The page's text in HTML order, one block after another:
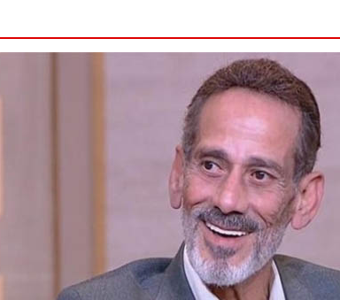
البراءة وضمانات المحاكمة العادلة
أصيل